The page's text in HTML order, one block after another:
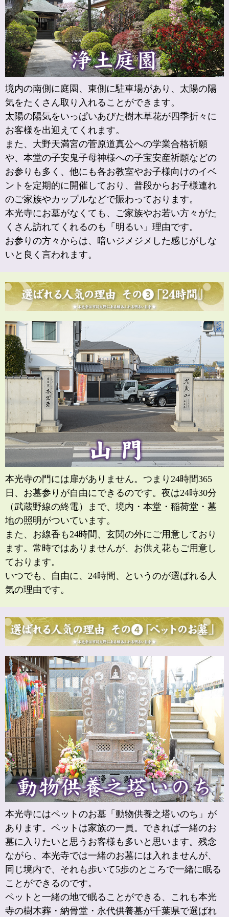
境内の南側に庭園、東側に駐車場があり、太陽の陽
気をたくさん取り入れることができます。
太陽の陽気をいっぱいあびた樹木草花が四季折々に
お客様を出迎えてくれます。
また、大野天満宮の菅原道真公への学業合格祈願
や、本堂の子安鬼子母神様への子宝安産祈願などの
お参りも多く、他にも各お教室やお子様向けのイベ
ントを定期的に開催しており、普段からお子様連れ
のご家族やカップルなどで賑わっております。
本光寺にお墓がなくても、ご家族やお若い方々がた
くさん訪れてくれるのも「明るい」理由です。
お参りの方々からは、暗いジメジメした感じがしな
いと良く言われます。
本光寺の門には扉がありません。つまり24時間365
日、お墓参りが自由にできるのです。夜は24時30分
（武蔵野線の終電）まで、境内・本堂・稲荷堂・墓
地の照明がついています。
また、お線香も24時間、玄関の外にご用意しており
ます。常時ではありませんが、お供え花もご用意し
ております。
いつでも、自由に、24時間、というのが選ばれる人
気の理由です。
本光寺にはペットのお墓「動物供養之塔いのち」が
あります。ペットは家族の一員。できれば一緒のお
墓に入りたいと思うお客様も多いと思います。残念
ながら、本光寺では一緒のお墓には入れませんが、
同じ境内で、それも歩いて5歩のところで一緒に眠る
ことができるのです。
ペットと一緒の地で眠ることができる、これも本光
寺の樹木葬・納骨堂・永代供養墓が千葉県で選ばれ